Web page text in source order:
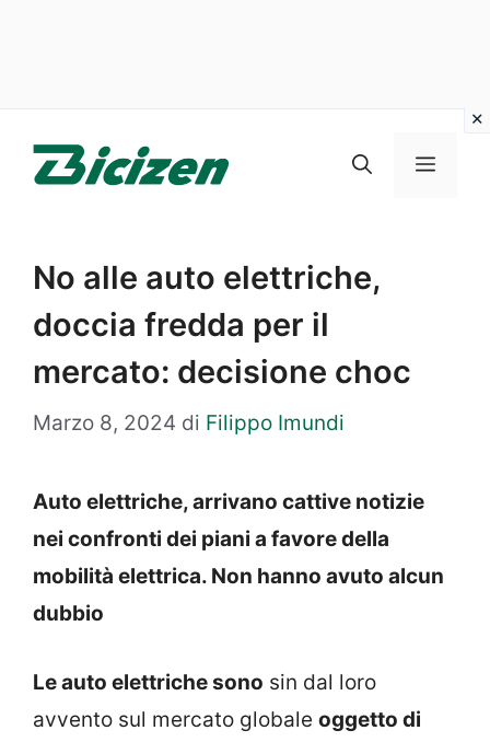
Menu
No alle auto elettriche,
doccia fredda per il
mercato: decisione choc
Marzo 8, 2024 di Filippo Imundi
Auto elettriche, arrivano cattive notizie
nei confronti dei piani a favore della
mobilità elettrica. Non hanno avuto alcun
dubbio
Le auto elettriche sono sin dal loro
avvento sul mercato globale oggetto di